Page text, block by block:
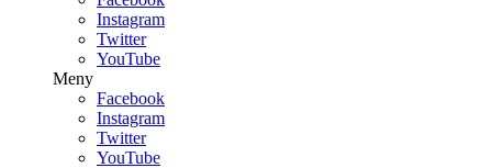
Instagram
Twitter
YouTube
Meny
Facebook
Instagram
Twitter
YouTube